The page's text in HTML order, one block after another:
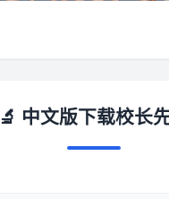
🔬 中文版下载校长